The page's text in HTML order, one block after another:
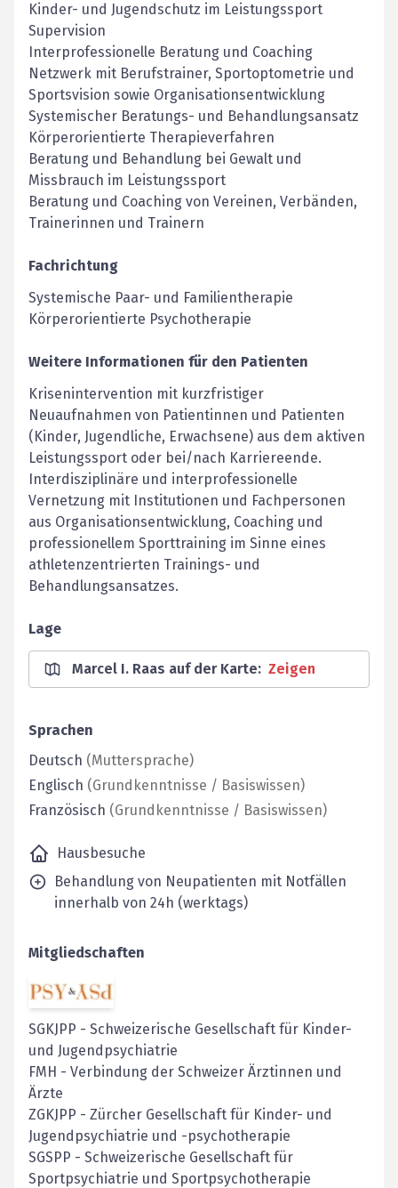
Kinder- und Jugendschutz im Leistungssport
Supervision
Interprofessionelle Beratung und Coaching
Netzwerk mit Berufstrainer, Sportoptometrie und
Sportsvision sowie Organisationsentwicklung
Systemischer Beratungs- und Behandlungsansatz
Körperorientierte Therapieverfahren
Beratung und Behandlung bei Gewalt und
Missbrauch im Leistungssport
Beratung und Coaching von Vereinen, Verbänden,
Trainerinnen und Trainern
Fachrichtung
Systemische Paar- und Familientherapie
Körperorientierte Psychotherapie
Weitere Informationen für den Patienten
Krisenintervention mit kurzfristiger
Neuaufnahmen von Patientinnen und Patienten
(Kinder, Jugendliche, Erwachsene) aus dem aktiven
Leistungssport oder bei/nach Karriereende.
Interdisziplinäre und interprofessionelle
Vernetzung mit Institutionen und Fachpersonen
aus Organisationsentwicklung, Coaching und
professionellem Sporttraining im Sinne eines
athletenzentrierten Trainings- und
Behandlungsansatzes.
Lage
Marcel I. Raas auf der Karte: Zeigen
Sprachen
Deutsch (Muttersprache)
Englisch (Grundkenntnisse / Basiswissen)
Französisch (Grundkenntnisse / Basiswissen)
Hausbesuche
Behandlung von Neupatienten mit Notfällen
innerhalb von 24h (werktags)
Mitgliedschaften
SGKJPP - Schweizerische Gesellschaft für Kinder-
und Jugendpsychiatrie
FMH - Verbindung der Schweizer Ärztinnen und
Ärzte
ZGKJPP - Zürcher Gesellschaft für Kinder- und
Jugendpsychiatrie und -psychotherapie
SGSPP - Schweizerische Gesellschaft für
Sportpsychiatrie und Sportpsychotherapie